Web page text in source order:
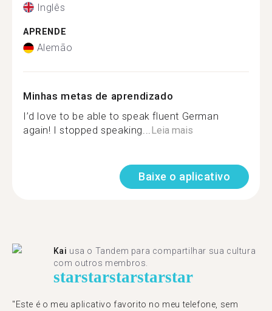
Inglês
APRENDE
Alemão
Minhas metas de aprendizado
I’d love to be able to speak fluent German
again! I stopped speaking...Leia mais
Baixe o aplicativo
Kai usa o Tandem para compartilhar sua cultura
com outros membros.
starstarstarstarstar
"Este é o meu aplicativo favorito no meu telefone, sem